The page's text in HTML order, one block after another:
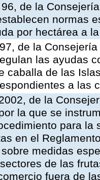
de la
normas
por hectárea a
de la
las ayudas
caballa de las
a las
de la
la que se
para
en el
medidas
de las
fuera de